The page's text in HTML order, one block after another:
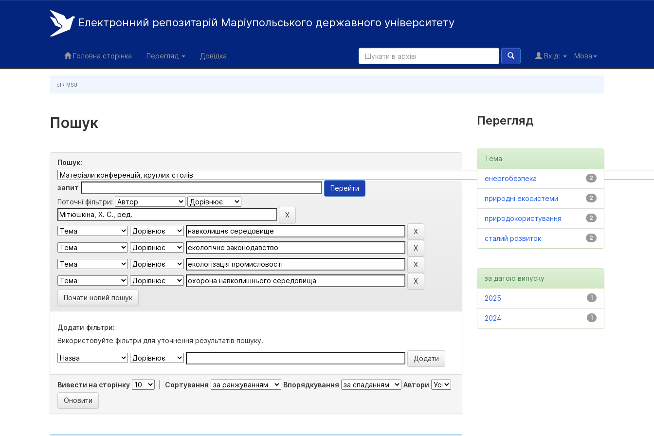
Електронний репозитарій Маріупольського державного університету
Головна сторінка Перегляд Довідка Мова
Вхід:
eIR MSU
Пошук
Пошук:
запит
Поточні фільтри:
Почати новий пошук
Додати фільтри:
Використовуйте фільтри для уточнення результатів пошуку.
Вивести на сторінку Сортування Впорядкування Автори
Перегляд
Тема
2
енергобезпека
2
природні екосистеми
2
природокористування
2
сталий розвиток
за датою випуску
1
2025
1
2024